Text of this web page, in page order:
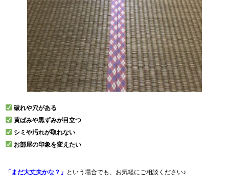
破れや穴がある
黄ばみや黒ずみが目立つ
シミや汚れが取れない
お部屋の印象を変えたい
「まだ大丈夫かな？」 という場合でも、お気軽にご相談ください♪